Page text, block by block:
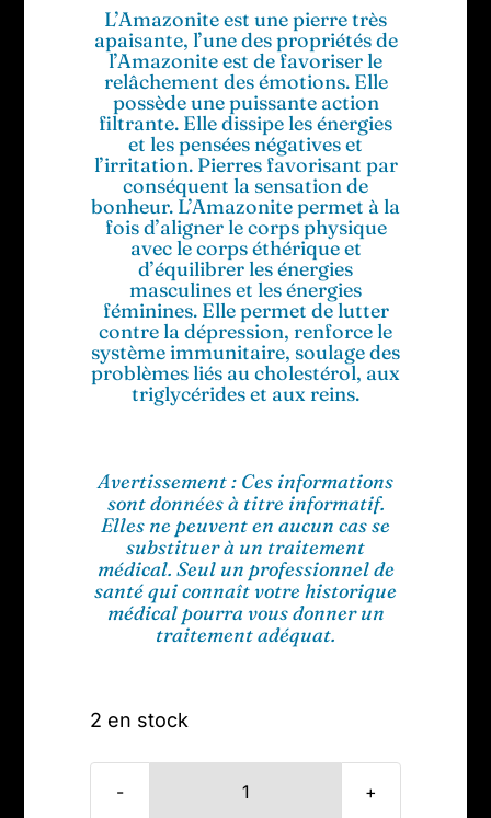
L’Amazonite est une pierre très
apaisante, l’une des propriétés de
l’Amazonite est de favoriser le
relâchement des émotions. Elle
possède une puissante action
filtrante. Elle dissipe les énergies
et les pensées négatives et
l’irritation. Pierres favorisant par
conséquent la sensation de
bonheur. L’Amazonite permet à la
fois d’aligner le corps physique
avec le corps éthérique et
d’équilibrer les énergies
masculines et les énergies
féminines. Elle permet de lutter
contre la dépression, renforce le
système immunitaire, soulage des
problèmes liés au cholestérol, aux
triglycérides et aux reins.
Avertissement : Ces informations
sont données à titre informatif.
Elles ne peuvent en aucun cas se
substituer à un traitement
médical. Seul un professionnel de
santé qui connaît votre historique
médical pourra vous donner un
traitement adéquat.
2 en stock
quantité